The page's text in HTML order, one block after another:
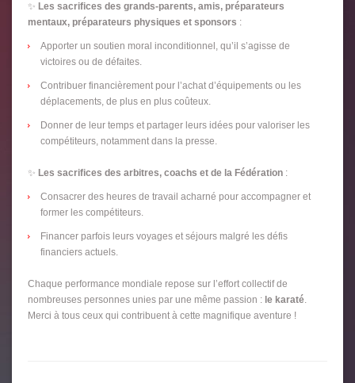
✨ Les sacrifices des grands-parents, amis, préparateurs
mentaux, préparateurs physiques et sponsors :
Apporter un soutien moral inconditionnel, qu’il s’agisse de
victoires ou de défaites.
Contribuer financièrement pour l’achat d’équipements ou les
déplacements, de plus en plus coûteux.
Donner de leur temps et partager leurs idées pour valoriser les
compétiteurs, notamment dans la presse.
✨ Les sacrifices des arbitres, coachs et de la Fédération :
Consacrer des heures de travail acharné pour accompagner et
former les compétiteurs.
Financer parfois leurs voyages et séjours malgré les défis
financiers actuels.
Chaque performance mondiale repose sur l’effort collectif de
nombreuses personnes unies par une même passion : le karaté.
Merci à tous ceux qui contribuent à cette magnifique aventure !